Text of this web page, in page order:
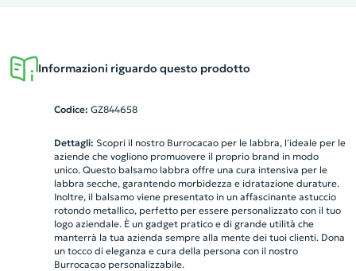
Informazioni riguardo questo prodotto
Codice: GZ844658
Dettagli: Scopri il nostro Burrocacao per le labbra, l'ideale per le
aziende che vogliono promuovere il proprio brand in modo
unico. Questo balsamo labbra offre una cura intensiva per le
labbra secche, garantendo morbidezza e idratazione durature.
Inoltre, il balsamo viene presentato in un affascinante astuccio
rotondo metallico, perfetto per essere personalizzato con il tuo
logo aziendale. È un gadget pratico e di grande utilità che
manterrà la tua azienda sempre alla mente dei tuoi clienti. Dona
un tocco di eleganza e cura della persona con il nostro
Burrocacao personalizzabile.